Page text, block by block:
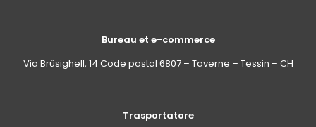
Bureau et e-commerce
Via Brüsighell, 14 Code postal 6807 – Taverne – Tessin – CH
Trasportatore